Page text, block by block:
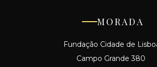
MORADA
Fundação Cidade de
Campo Grande 380